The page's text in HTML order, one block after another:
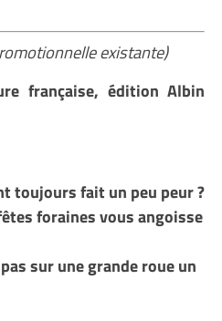
existante)
française, édition Albin
toujours fait un peu peur ?
foraines vous angoisse
sur une grande roue un